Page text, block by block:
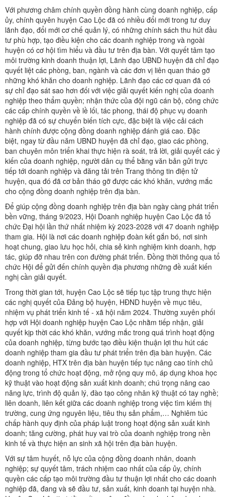
Với phương châm chính quyền đồng hành cùng doanh nghiệp, cấp
ủy, chính quyên huyện Cao Lộc đã có nhiều đổi mới trong tư duy
lãnh đạo, đổi mới cơ chế quản lý, có những chính sách thu hút đầu
tư phù hợp, tạo điều kiện cho các doanh nghiệp trong và ngoài
huyện có cơ hội tìm hiểu và đầu tư trên địa bàn. Với quyết tâm tạo
môi trường kinh doanh thuận lợi, Lãnh đạo UBND huyện đã chỉ đạo
quyết liệt các phòng, ban, ngành và các đơn vị liên quan tháo gỡ
những khó khăn cho doanh nghiệp. Lãnh đạo các cơ quan đã có
sự chỉ đạo sát sao hơn đối với việc giải quyết kiến nghị của doanh
nghiệp theo thẩm quyền; nhận thức của đội ngũ cán bộ, công chức
các cấp chính quyền về lề lối, tác phong, thái độ phục vụ doanh
nghiệp đã có sự chuyển biến tích cực, đặc biệt là việc cải cách
hành chính được cộng đồng doanh nghiệp đánh giá cao. Đặc
biệt, ngay từ đầu năm UBND huyện đã chỉ đạo, giao các phòng,
ban chuyên môn triển khai thực hiện rà soát, trả lời, giải quyết các ý
kiến của doanh nghiệp, người dân cụ thể bằng văn bản gửi trực
tiếp tới doanh nghiệp và đăng tải trên Trang thông tin điện tử
huyện, qua đó đã cơ bản tháo gỡ được các khó khăn, vướng mắc
cho cộng đồng doanh nghiệp trên địa bàn.
Để giúp cộng đồng doanh nghiệp trên địa bàn ngày càng phát triển
bền vững, tháng 9/2023, Hội Doanh nghiệp huyện Cao Lộc đã tổ
chức Đại hội lần thứ nhất nhiệm kỳ 2023-2028 với 47 doanh nghiệp
tham gia. Hội là nơi các doanh nghiệp đoàn kết gắn bó, nơi sinh
hoạt chung, giao lưu học hỏi, chia sẻ kinh nghiệm kinh doanh, hợp
tác, giúp đỡ nhau trên con đường phát triển. Đồng thời thông qua tổ
chức Hội để gửi đến chính quyền địa phương những đề xuất kiến
nghị cần giải quyết.
Trong thời gian tới, huyện Cao Lộc sẽ tiếp tục tập trung thực hiện
các nghị quyết của Đảng bộ huyện, HĐND huyện về mục tiêu,
nhiệm vụ phát triển kinh tế - xã hội năm 2024. Thường xuyên phối
hợp với Hội doanh nghiệp huyện Cao Lộc nhằm tiếp nhận, giải
quyết kịp thời các khó khăn, vướng mắc trong quá trình hoạt động
của doanh nghiệp, từng bước tạo điều kiện thuận lợi thu hút các
doanh nghiệp tham gia đầu tư phát triển trên địa bàn huyện. Các
doanh nghiệp, HTX trên địa bàn huyện tiếp tục nâng cao tính chủ
động trong tổ chức hoạt động, mở rộng quy mô, áp dụng khoa học
kỹ thuật vào hoạt động sản xuất kinh doanh; chú trọng nâng cao
năng lực, trình độ quản lý, đào tạo công nhân kỹ thuật có tay nghề;
liên doanh, liên kết giữa các doanh nghiệp trong việc tìm kiếm thị
trường, cung ứng nguyên liệu, tiêu thụ sản phẩm,… Nghiêm túc
chấp hành quy định của pháp luật trong hoạt động sản xuất kinh
doanh; tăng cường, phát huy vai trò của doanh nghiệp trong nền
kinh tế và thực hiện an sinh xã hội trên địa bàn huyện.
Với sự tâm huyết, nỗ lực của cộng đồng doanh nhân, doanh
nghiệp; sự quyết tâm, trách nhiệm cao nhất của cấp ủy, chính
quyền các cấp tạo môi trường đầu tư thuận lợi nhất cho các doanh
nghiệp đã, đang và sẽ đầu tư, sản xuất, kinh doanh tại huyện nhà.